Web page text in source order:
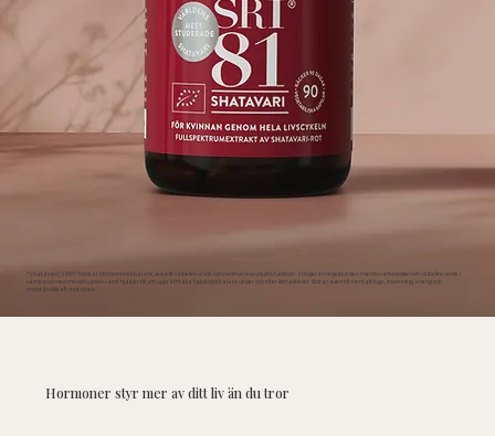
*Shatavari (SRI81®) bidrar till hormonell balans, sexuellt välbefinnande och normal reproduktiv funktion. Stödjer en regelbunden menstruationscykel och välbefinnande i
samband med menstruation samt hjälper till att upprätthålla fysiologisk balans under och efter klimakteriet. Bidrar även till mentalt lugn, insomning, energi och
motståndskraft mot stress.
Hormoner styr mer av ditt liv än du tror